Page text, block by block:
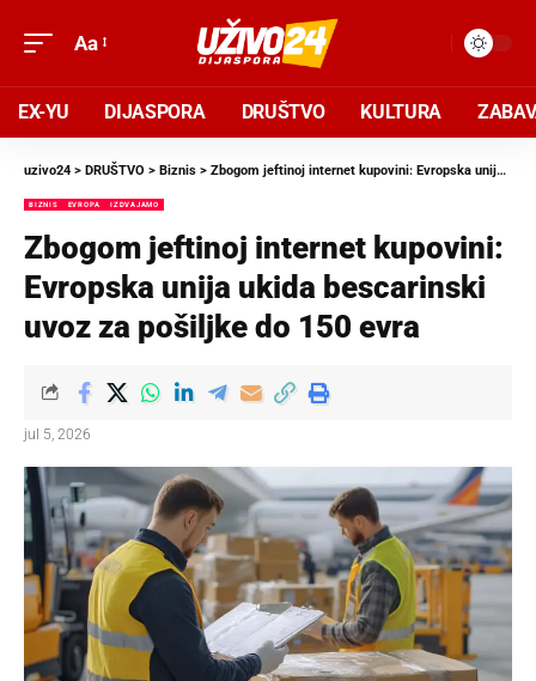
Aa
EX-YU DIJASPORA DRUŠTVO KULTURA
uzivo24 > DRUŠTVO > Biznis > Zbogom jeftinoj internet kupovini: Evropska unija ukida bescarinski uvoz za pošiljke do 150 evra
BIZNIS EVROPA IZDVAJAMO
Zbogom jeftinoj internet kupovini:
Evropska unija ukida bescarinski
uvoz za pošiljke do 150 evra
jul 5, 2026